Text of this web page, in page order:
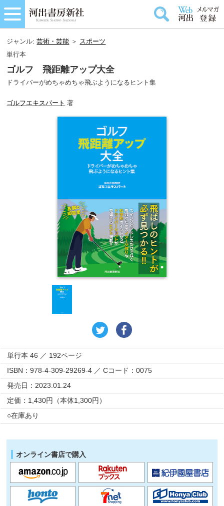
ジャンル:芸術・芸能 ＞ スポーツ
単行本
ゴルフ 飛距離アップ大全
ドライバーがめちゃめちゃ飛ぶようになるヒント集
ゴルフエキスパート 著
単行本 46 ／ 192ページ
ISBN：978-4-309-29269-4 ／ Cコード：0075
発売日：2023.01.24
定価：1,430円（本体1,300円）
○在庫あり
オンライン書店で購入